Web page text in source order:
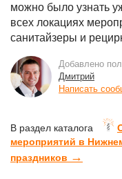
можно было узнать
всех локациях
санитайзеры и
Добавлено
Дмитрий
Написать
В раздел каталога
мероприятий в
праздников →